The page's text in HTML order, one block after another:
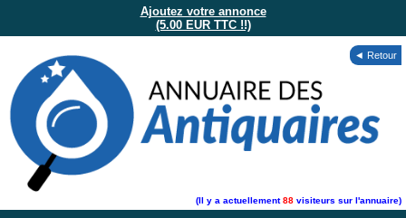
Ajoutez votre annonce
(5.00 EUR TTC !!)
◄ Retour
(Il y a actuellement88 visiteurs sur l'annuaire)